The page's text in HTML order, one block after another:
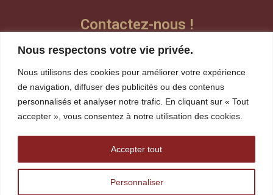
Nous respectons votre vie privée.
Nous utilisons des cookies pour améliorer votre expérience
de navigation, diffuser des publicités ou des contenus
personnalisés et analyser notre trafic. En cliquant sur « Tout
accepter », vous consentez à notre utilisation des cookies.
Personnaliser
Accepter tout
Contactez-nous !
Laisser un message vocal
Teams
Visioconférence
robin.gagnon@tshakapesh.ca
418 720-1815